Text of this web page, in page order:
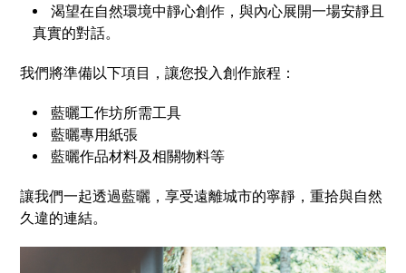
渴望在自然環境中靜心創作，與內心展開一場安靜且
真實的對話。
我們將準備以下項目，讓您投入創作旅程：
藍曬工作坊所需工具
藍曬專用紙張
藍曬作品材料及相關物料等
讓我們一起透過藍曬，享受遠離城市的寧靜，重拾與自然
久違的連結。